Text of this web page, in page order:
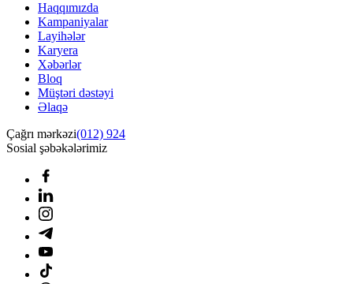
Haqqımızda
Kampaniyalar
Layihələr
Karyera
Xəbərlər
Bloq
Müştəri dəstəyi
Əlaqə
Çağrı mərkəzi(012) 924
Sosial şəbəkələrimiz